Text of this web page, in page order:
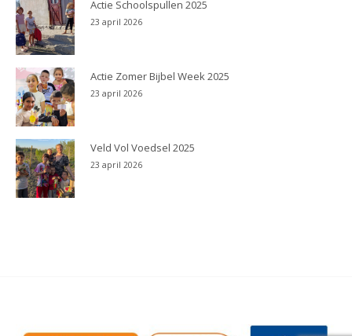
Actie Schoolspullen 2025
23 april 2026
Actie Zomer Bijbel Week 2025
23 april 2026
Veld Vol Voedsel 2025
23 april 2026